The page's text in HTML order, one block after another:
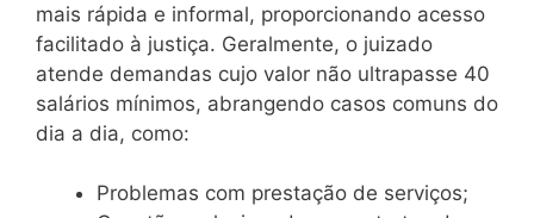
mais rápida e informal, proporcionando acesso
facilitado à justiça. Geralmente, o juizado
atende demandas cujo valor não ultrapasse 40
salários mínimos, abrangendo casos comuns do
dia a dia, como:
Problemas com prestação de serviços;